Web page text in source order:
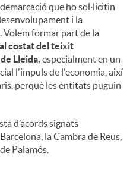
que ho sol·licitin
i la
formar part de la
costat del teixit
Lleida, especialment en un
l'impuls de l'economia, així
perquè les entitats puguin
d’acords signats
la Cambra de Reus,
Palamós.